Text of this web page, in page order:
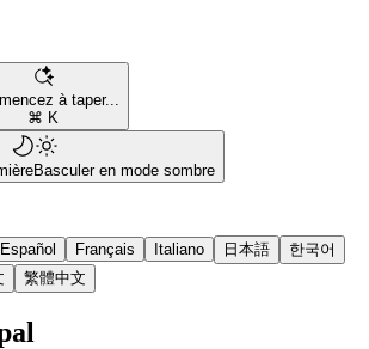
à taper...
⌘ K
Basculer en mode sombre
Español Français Italiano 日本語
한국어
繁體中文